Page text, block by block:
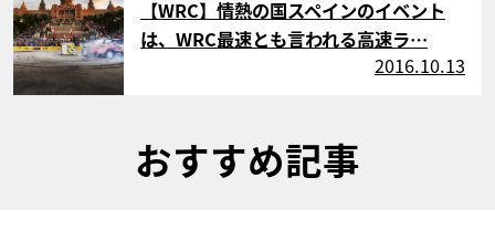
【WRC】情熱の国スペインのイベント
は、WRC最速とも言われる高速ラ…
2016.10.13
おすすめ記事